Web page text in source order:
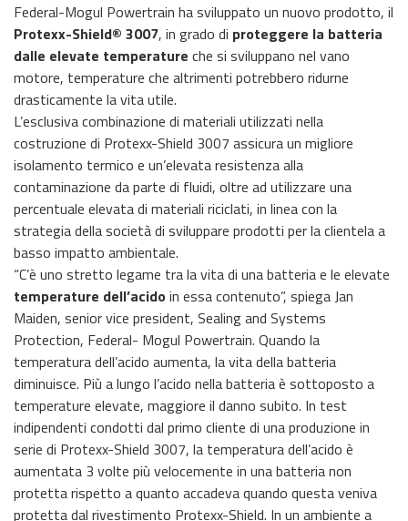
Federal-Mogul Powertrain ha sviluppato un nuovo prodotto, il
Protexx-Shield® 3007, in grado di proteggere la batteria
dalle elevate temperature che si sviluppano nel vano
motore, temperature che altrimenti potrebbero ridurne
drasticamente la vita utile.
L’esclusiva combinazione di materiali utilizzati nella
costruzione di Protexx-Shield 3007 assicura un migliore
isolamento termico e un’elevata resistenza alla
contaminazione da parte di fluidi, oltre ad utilizzare una
percentuale elevata di materiali riciclati, in linea con la
strategia della società di sviluppare prodotti per la clientela a
basso impatto ambientale.
“C’è uno stretto legame tra la vita di una batteria e le elevate
temperature dell’acido in essa contenuto”, spiega Jan
Maiden, senior vice president, Sealing and Systems
Protection, Federal- Mogul Powertrain. Quando la
temperatura dell’acido aumenta, la vita della batteria
diminuisce. Più a lungo l’acido nella batteria è sottoposto a
temperature elevate, maggiore il danno subito. In test
indipendenti condotti dal primo cliente di una produzione in
serie di Protexx-Shield 3007, la temperatura dell’acido è
aumentata 3 volte più velocemente in una batteria non
protetta rispetto a quanto accadeva quando questa veniva
protetta dal rivestimento Protexx-Shield. In un ambiente a